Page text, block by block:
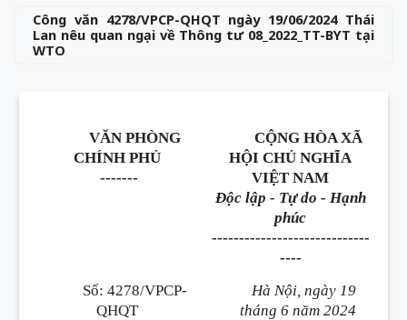
Công văn 4278/VPCP-QHQT ngày 19/06/2024 Thái
Lan nêu quan ngại về Thông tư 08_2022_TT-BYT tại
WTO
VĂN PHÒNG
CHÍNH PHỦ
-------
CỘNG HÒA XÃ
HỘI CHỦ NGHĨA
VIỆT NAM
Độc lập - Tự do - Hạnh
phúc
-----------------------------
----
Số: 4278/VPCP-
QHQT
Hà Nội, ngày 19
tháng 6 năm 2024